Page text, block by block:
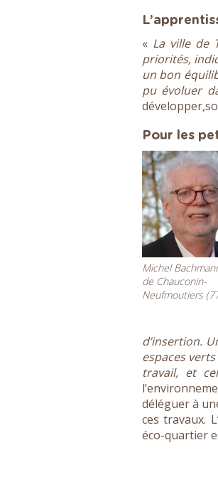
«La ville de
priorités,
un bon
pu évoluer
Pour les
Michel
de Chauconin-
Neufmoutiers
d’insertion.
espaces
travail, et
déléguer à
ces travaux.
éco-quartier